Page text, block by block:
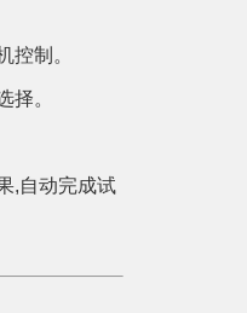
控制。
择。
,自动完成试